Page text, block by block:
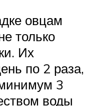
овцам
только
Их
по 2 раза,
3
воды